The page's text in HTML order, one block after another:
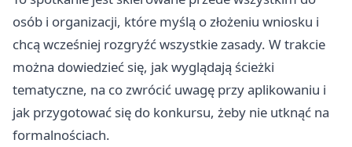
osób i organizacji, które myślą o złożeniu wniosku i
chcą wcześniej rozgryźć wszystkie zasady. W trakcie
można dowiedzieć się, jak wyglądają ścieżki
tematyczne, na co zwrócić uwagę przy aplikowaniu i
jak przygotować się do konkursu, żeby nie utknąć na
formalnościach.